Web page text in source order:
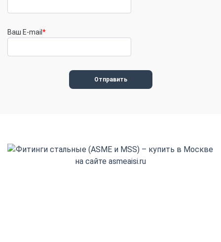
Ваш E-mail *